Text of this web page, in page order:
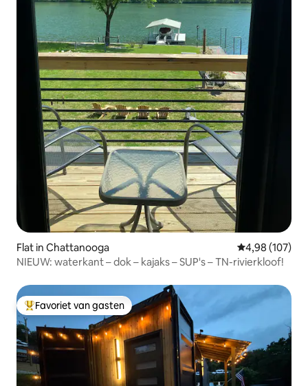
Flat in Chattanooga Gemiddelde
4,98 (107)
NIEUW: waterkant – dok – kajaks – SUP's – TN-rivierkloof!
Topfavoriet van gasten
Favoriet van gasten